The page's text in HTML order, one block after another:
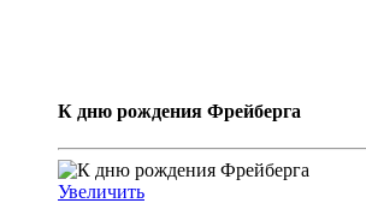
К дню рождения Фрейберга
Увеличить